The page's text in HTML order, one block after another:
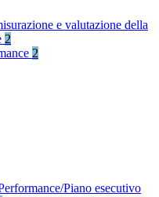
e valutazione della
2
2
Piano esecutivo